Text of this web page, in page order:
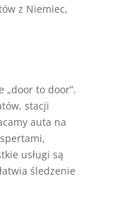
z Niemiec,
„door to door”.
stacji
auta na
usługi są
śledzenie